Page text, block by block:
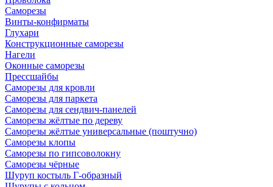
Саморезы
Винты-конфирматы
Глухари
Конструкционные саморезы
Нагели
Оконные саморезы
Прессшайбы
Саморезы для кровли
Саморезы для паркета
Саморезы для сендвич-панелей
Саморезы жёлтые по дереву
Саморезы жёлтые универсальные (поштучно)
Саморезы клопы
Саморезы по гипсоволокну
Саморезы чёрные
Шуруп костыль Г-образный